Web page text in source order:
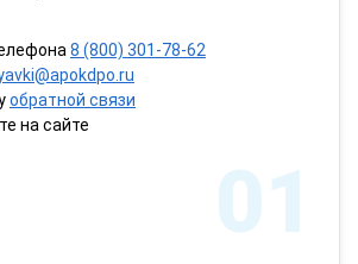
8 (800) 301-78-62
обратной связи
на сайте
01